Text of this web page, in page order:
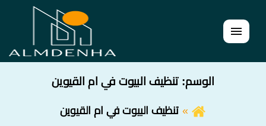
القائمة
الوسم: تنظيف البيوت في ام القيوين
تنظيف البيوت في ام القيوين